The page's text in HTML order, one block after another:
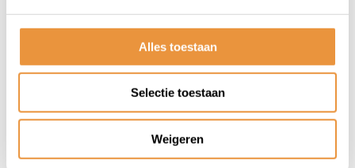
Alles toestaan
Selectie toestaan
Weigeren
cm - olive groen
Niet op voorraad
112,95